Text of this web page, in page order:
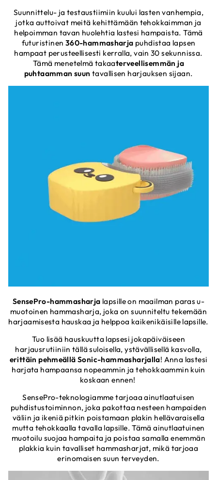
Suunnittelu- ja testaustiimiin kuului lasten vanhempia,
jotka auttoivat meitä kehittämään tehokkaimman ja
helpoimman tavan huolehtia lastesi hampaista. Tämä
futuristinen 360-hammasharja puhdistaa lapsen
hampaat perusteellisesti kerralla, vain 30 sekunnissa.
Tämä menetelmä takaaterveellisemmän ja
puhtaamman suun tavallisen harjauksen sijaan.
SensePro-hammasharja lapsille on maailman paras u-
muotoinen hammasharja, joka on suunniteltu tekemään
harjaamisesta hauskaa ja helppoa kaikenikäisille lapsille.
Tuo lisää hauskuutta lapsesi jokapäiväiseen
harjausrutiiniin tällä suloisella, ystävällisellä kasvolla,
erittäin pehmeällä Sonic-hammasharjalla! Anna lastesi
harjata hampaansa nopeammin ja tehokkaammin kuin
koskaan ennen!
SensePro-teknologiamme tarjoaa ainutlaatuisen
puhdistustoiminnon, joka pakottaa nesteen hampaiden
väliin ja ikeniä pitkin poistamaan plakin hellävaraisella
mutta tehokkaalla tavalla lapsille. Tämä ainutlaatuinen
muotoilu suojaa hampaita ja poistaa samalla enemmän
plakkia kuin tavalliset hammasharjat, mikä tarjoaa
erinomaisen suun terveyden.